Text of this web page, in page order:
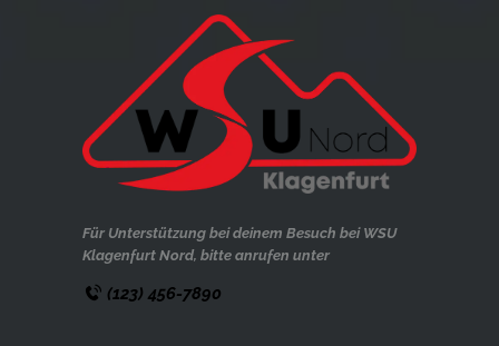
Für Unterstützung bei deinem Besuch bei WSU
Klagenfurt Nord, bitte anrufen unter
(123) 456-7890